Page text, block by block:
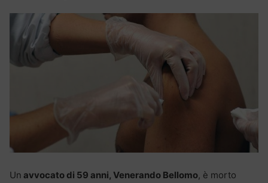
Un avvocato di 59 anni, Venerando Bellomo, è morto